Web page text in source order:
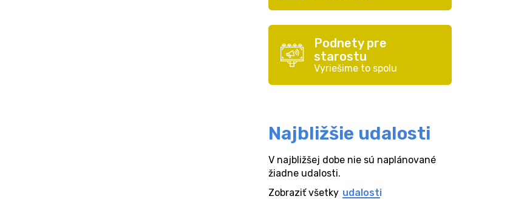
Podnety pre
starostu
Vyriešime to spolu
Najbližšie udalosti
V najbližšej dobe nie sú naplánované
žiadne udalosti.
Zobraziť všetky udalosti